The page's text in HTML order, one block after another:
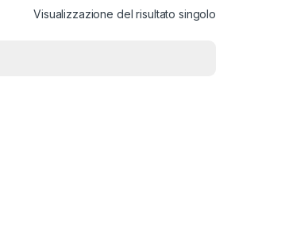
Visualizzazione del risultato singolo